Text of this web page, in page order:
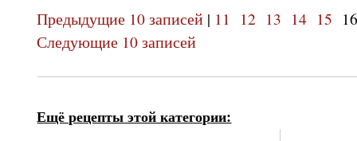
Предыдущие 10 записей | 11 12 13 14 15
Следующие 10 записей
Ещё рецепты этой категории: